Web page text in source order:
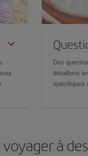
Des
détaillons
spécifiques
à